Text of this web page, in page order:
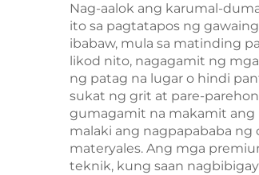
Nag-aalok ang karumal-
ito sa pagtatapos ng
ibabaw, mula sa matinding
likod nito, nagagamit ng
ng patag na lugar o hindi
sukat ng grit at pare-
gumagamit na makamit ang
malaki ang nagpapababa ng
materyales. Ang mga
teknik, kung saan